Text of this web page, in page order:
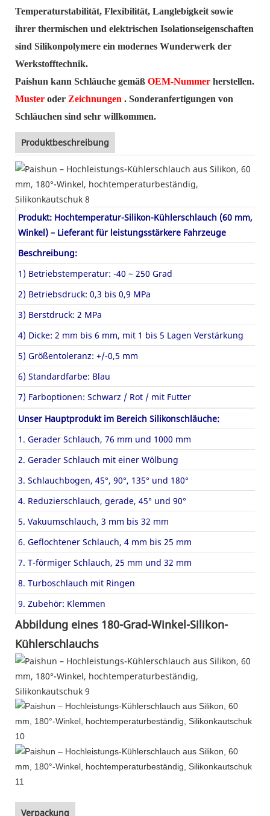
Temperaturstabilität, Flexibilität, Langlebigkeit sowie
ihrer thermischen und elektrischen Isolationseigenschaften
sind Silikonpolymere ein modernes Wunderwerk der
Werkstofftechnik.
Paishun kann Schläuche gemäß OEM-Nummer herstellen.
Muster oder Zeichnungen . Sonderanfertigungen von
Schläuchen sind sehr willkommen.
Produktbeschreibung
Produkt: Hochtemperatur-Silikon-Kühlerschlauch (60 mm,
Winkel) – Lieferant für leistungsstärkere Fahrzeuge
Beschreibung:
1) Betriebstemperatur: -40 ~ 250 Grad
2) Betriebsdruck: 0,3 bis 0,9 MPa
3) Berstdruck: 2 MPa
4) Dicke: 2 mm bis 6 mm, mit 1 bis 5 Lagen Verstärkung
5) Größentoleranz: +/-0,5 mm
6) Standardfarbe: Blau
7) Farboptionen: Schwarz / Rot / mit Futter
Unser Hauptprodukt im Bereich Silikonschläuche:
1. Gerader Schlauch, 76 mm und 1000 mm
2. Gerader Schlauch mit einer Wölbung
3. Schlauchbogen, 45°, 90°, 135° und 180°
4. Reduzierschlauch, gerade, 45° und 90°
5. Vakuumschlauch, 3 mm bis 32 mm
6. Geflochtener Schlauch, 4 mm bis 25 mm
7. T-förmiger Schlauch, 25 mm und 32 mm
8. Turboschlauch mit Ringen
9. Zubehör: Klemmen
Abbildung eines 180-Grad-Winkel-Silikon-
Kühlerschlauchs
Verpackung